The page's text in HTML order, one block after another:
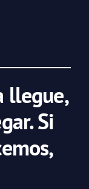
llegue,
Si